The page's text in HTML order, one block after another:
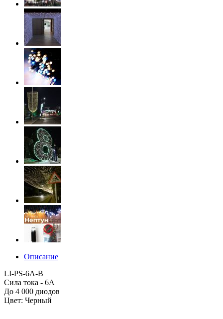
Описание
LI-PS-6A-B
Сила тока - 6А
До 4 000 диодов
Цвет: Черный